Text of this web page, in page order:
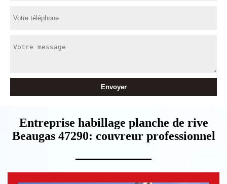
Entreprise habillage planche de rive
Beaugas 47290: couvreur professionnel